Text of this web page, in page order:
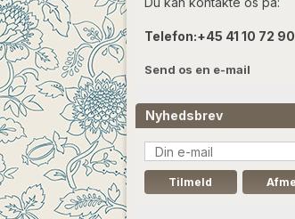
Telefon:+45 41 10 72 90
Send os en e-mail
Nyhedsbrev